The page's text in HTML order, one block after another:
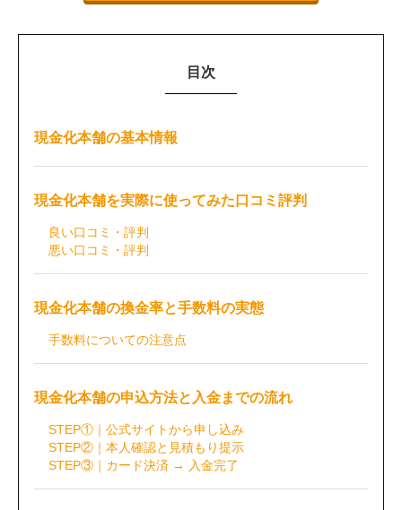
目次
現金化本舗の基本情報
現金化本舗を実際に使ってみた口コミ評判
良い口コミ・評判
悪い口コミ・評判
現金化本舗の換金率と手数料の実態
手数料についての注意点
現金化本舗の申込方法と入金までの流れ
STEP①｜公式サイトから申し込み
STEP②｜本人確認と見積もり提示
STEP③｜カード決済 → 入金完了